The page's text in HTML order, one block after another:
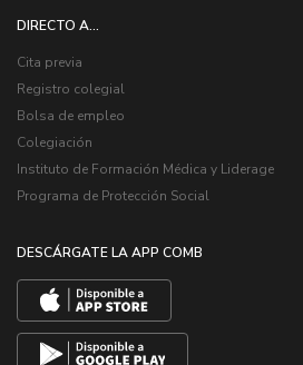
DIRECTO A...
Cita previa
Registro colegial
Bolsa de empleo
Colegiación
Instituto de Formación Médica y Liderage
Programa de Protección Social
DESCÁRGATE LA APP COMB